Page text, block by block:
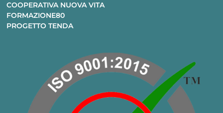
COOPERATIVA NUOVA VITA
FORMAZIONE80
PROGETTO TENDA